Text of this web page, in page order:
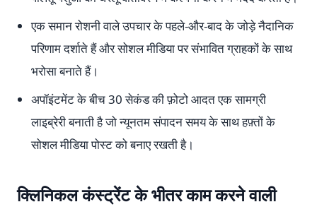
एक समान रोशनी वाले उपचार के पहले-और-बाद के जोड़े नैदानिक
परिणाम दर्शाते हैं और सोशल मीडिया पर संभावित ग्राहकों के साथ
भरोसा बनाते हैं।
अपॉइंटमेंट के बीच 30 सेकंड की फ़ोटो आदत एक सामग्री
लाइब्रेरी बनाती है जो न्यूनतम संपादन समय के साथ हफ़्तों के
सोशल मीडिया पोस्ट को बनाए रखती है।
क्लिनिकल कंस्ट्रेंट के भीतर काम करने वाली